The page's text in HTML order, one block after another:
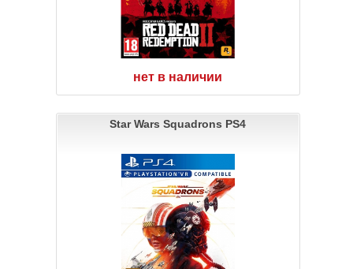
нет в наличии
Star Wars Squadrons PS4